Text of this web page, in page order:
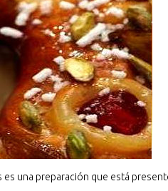
es una preparación que está